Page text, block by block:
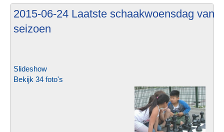
2015-06-24 Laatste schaakwoensdag van
seizoen
Slideshow
Bekijk 34 foto's